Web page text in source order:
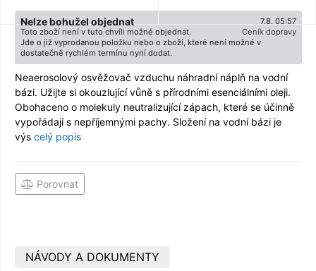
7.8. 05:57
Nelze bohužel objednat
Ceník dopravy
Toto zboží není v tuto chvíli možné objednat.
Jde o již vyprodanou položku nebo o zboží, které není možné v
dostatečně rychlém termínu nyní dodat.
Neaerosolový osvěžovač vzduchu náhradní náplň na vodní
bázi. Užijte si okouzlující vůně s přírodními esenciálními oleji.
Obohaceno o molekuly neutralizující zápach, které se účinně
vypořádají s nepříjemnými pachy. Složení na vodní bázi je
výs celý popis
Porovnat
NÁVODY A DOKUMENTY